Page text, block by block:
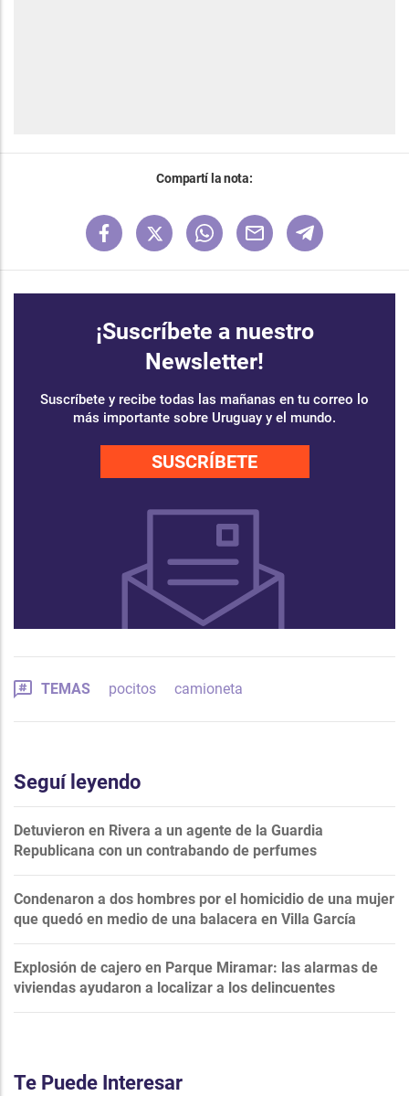
Compartí la nota:
¡Suscríbete a nuestro
Newsletter!
Suscríbete y recibe todas las mañanas en tu correo lo
más importante sobre Uruguay y el mundo.
SUSCRÍBETE
TEMAS pocitos camioneta
Seguí leyendo
Detuvieron en Rivera a un agente de la Guardia
Republicana con un contrabando de perfumes
Condenaron a dos hombres por el homicidio de una mujer
que quedó en medio de una balacera en Villa García
Explosión de cajero en Parque Miramar: las alarmas de
viviendas ayudaron a localizar a los delincuentes
Te Puede Interesar